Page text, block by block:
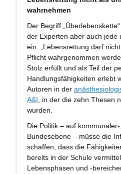
wahrnehmen
Der Begriff
der Experten aber auch jede
ein. „Lebensrettung darf
Pflicht wahrgenommen
Stolz erfüllt und als Teil der
Handlungsfähigkeiten erlebt
Autoren in der
A&I, in der die zehn Thesen
wurden.
Die Politik – auf
Bundesebene – müsse die
schaffen, dass die
bereits in der Schule
Lebensphasen und -